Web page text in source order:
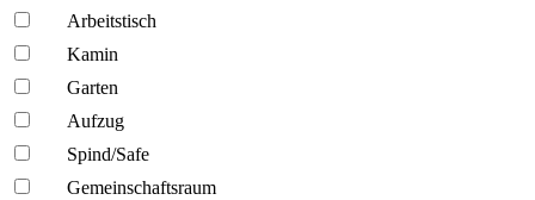
Arbeitstisch
Kamin
Garten
Aufzug
Spind/Safe
Gemeinschafts­raum